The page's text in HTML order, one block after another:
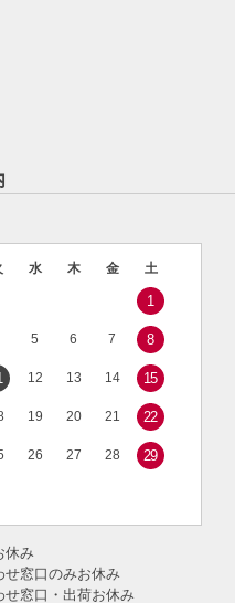
水 木 金 土
1
5 6 7 8
12 13 14 15
19 20 21 22
26 27 28 29
休み
せ窓口のみお休み
せ窓口・出荷お休み